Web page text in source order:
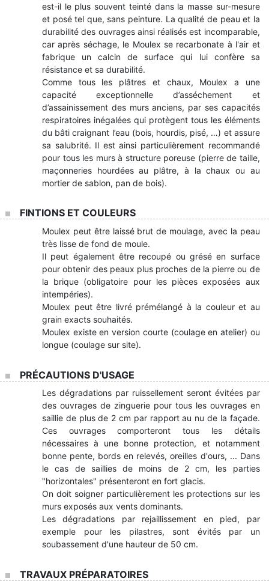
est-il le plus souvent teinté dans la masse sur-mesure
et posé tel que, sans peinture. La qualité de peau et la
durabilité des ouvrages ainsi réalisés est incomparable,
car après séchage, le Moulex se recarbonate à l'air et
fabrique un calcin de surface qui lui confère sa
résistance et sa durabilité.
Comme tous les plâtres et chaux, Moulex a une
capacité exceptionnelle d’asséchement et
d’assainissement des murs anciens, par ses capacités
respiratoires inégalées qui protègent tous les éléments
du bâti craignant l’eau (bois, hourdis, pisé, …) et assure
sa salubrité. Il est ainsi particulièrement recommandé
pour tous les murs à structure poreuse (pierre de taille,
maçonneries hourdées au plâtre, à la chaux ou au
mortier de sablon, pan de bois).
FINTIONS ET COULEURS
Moulex peut être laissé brut de moulage, avec la peau
très lisse de fond de moule.
Il peut également être recoupé ou grésé en surface
pour obtenir des peaux plus proches de la pierre ou de
la brique (obligatoire pour les pièces exposées aux
intempéries).
Moulex peut être livré prémélangé à la couleur et au
grain exacts souhaités.
Moulex existe en version courte (coulage en atelier) ou
longue (coulage sur site).
PRÉCAUTIONS D'USAGE
Les dégradations par ruissellement seront évitées par
des ouvrages de zinguerie pour tous les ouvrages en
saillie de plus de 2 cm par rapport au nu de la façade.
Ces ouvrages comporteront tous les détails
nécessaires à une bonne protection, et notamment
bonne pente, bords en relevés, oreilles d'ours, ... Dans
le cas de saillies de moins de 2 cm, les parties
"horizontales" présenteront en fort glacis.
On doit soigner particulièrement les protections sur les
murs exposés aux vents dominants.
Les dégradations par rejaillissement en pied, par
exemple pour les pilastres, sont évités par un
soubassement d'une hauteur de 50 cm.
TRAVAUX PRÉPARATOIRES